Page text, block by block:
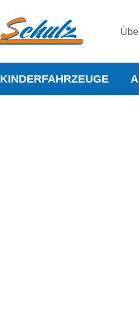
KINDERFAHRZEUGE